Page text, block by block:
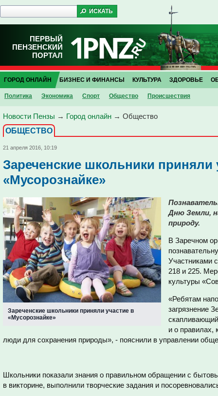
ПЕРВЫЙ
ПЕНЗЕНСКИЙ
ПОРТАЛ
ГОРОД ОНЛАЙН
Политика Экономика Спорт Общество Проиcшествия
БИЗНЕС И ФИНАНСЫ КУЛЬТУРА ЗДОРОВЬЕ
Новости Пензы → Город онлайн → Общество
ОБЩЕСТВО
21 апреля 2016, 10:19
Зареченские школьники приняли
«Мусорознайке»
Зареченские школьники приняли участие в
«Мусорознайке»
Дню Земли,
природу.
В Заречном
Участниками
218 и 225.
культуры
«Ребятам
загрязнение
и о правилах,
люди для сохранения природы», - пояснили в управлении
Школьники показали знания о правильном обращении с
в викторине, выполнили творческие задания и